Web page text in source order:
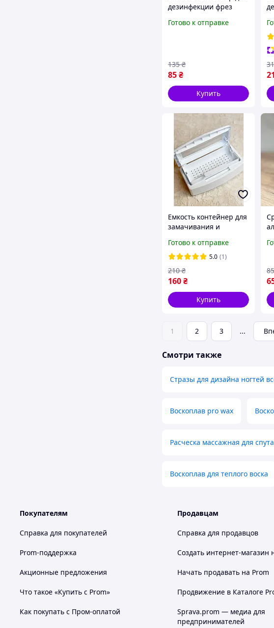
дезинфекции фрез
Готово к отправке
85₴
135 ₴
Купить
Емкость контейнер для
замачивания и
инструментов
(маленький)
Готово к отправке
5.0 (1)
160₴
210 ₴
Купить
1 2 3 ...
Смотри также
Стразы для дизайна ногтей
Воскоплав pro wax
Расческа массажная для
Воскоплав для теплого воска
Покупателям
Справка для покупателей
Prom-поддержка
Акционные предложения
Что такое «Купить с Prom»
Как покупать с Пром-оплатой
Продавцам
Справка для продавцов
Создать интернет-магазин
Начать продавать на Prom
Продвижение в Каталоге
Sprava.prom — медиа для
предпринимателей